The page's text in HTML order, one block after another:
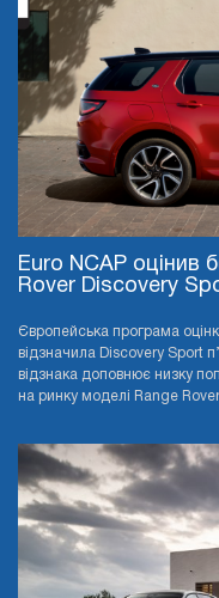
Euro NCAP оцінив
Rover Discovery
Європейська програма
відзначила Discovery Sport
відзнака доповнює низку
на ринку моделі Range